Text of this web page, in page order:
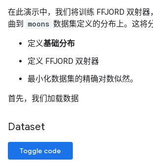
在此演示中，我们将训练 FFJORD 双射
曲到
moons 数据集定义的分布上。这将
定义基础分布
定义 FFJORD 双射器
最小化数据集的精确对数似然。
首先，我们加载数据
Dataset
Toggle code